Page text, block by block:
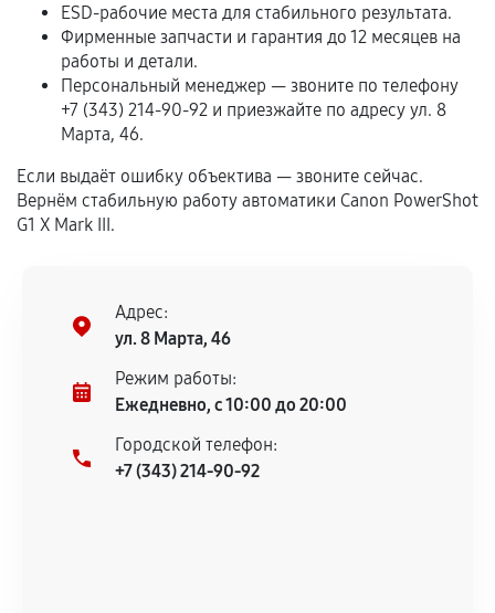
отдельных условиях.
Если комплектующие куплены
самостоятельно
Гарантия на выполненные работы может
сохраняться полностью или частично, если
соблюдены следующие условия:
дефектов.
Установка была выполнена нашим сервисным
центром.
При этом гарантия на сами комплектующие
продавца. За качество сторонних деталей
сервисный центр ответственности не несет.
ESD-рабочие места для стабильного результата.
Фирменные запчасти и гарантия до 12 месяцев на
работы и детали.
Персональный менеджер — звоните по телефону
+7 (343) 214-90-92 и приезжайте по адресу ул. 8
Марта, 46.
Если выдаёт ошибку объектива — звоните сейчас.
Вернём стабильную работу автоматики Canon PowerShot
G1 X Mark III.
Адрес:
ул. 8 Марта, 46
Режим работы:
Ежедневно, с 10:00 до 20:00
Городской телефон:
+7 (343) 214-90-92